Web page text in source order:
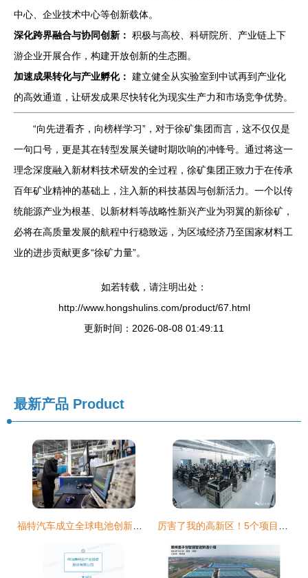
中心、企业技术中心等创新载体。
深化跨界融合与协同创新： 积极与高校、科研院所、产业链上下
游企业开展合作，构建开放创新的生态圈。
加速成果转化与产业孵化： 建立健全从实验室到中试再到产业化
的高效通道，让研发成果尽快转化为现实生产力和市场竞争优势。
“向先进看齐，向榜样学习”，对于徐矿集团而言，这不仅仅是
一句口号，更是其在转型发展关键时期吹响的冲锋号。通过将这一
理念深度融入新材料技术研发的全过程，徐矿集团正致力于在传承
百年矿业精神的基础上，注入新的科技基因与创新活力。一个以传
统能源产业为根基、以新材料等战略性新兴产业为羽翼的新徐矿，
必将在高质量发展的航程中行稳致远，为区域经济乃至国家材料工
业的进步贡献更多“徐矿力量”。
如若转载，请注明出处：
http://www.hongshulins.com/product/67.html
更新时间：2026-08-08 01:49:11
最新产品 Product